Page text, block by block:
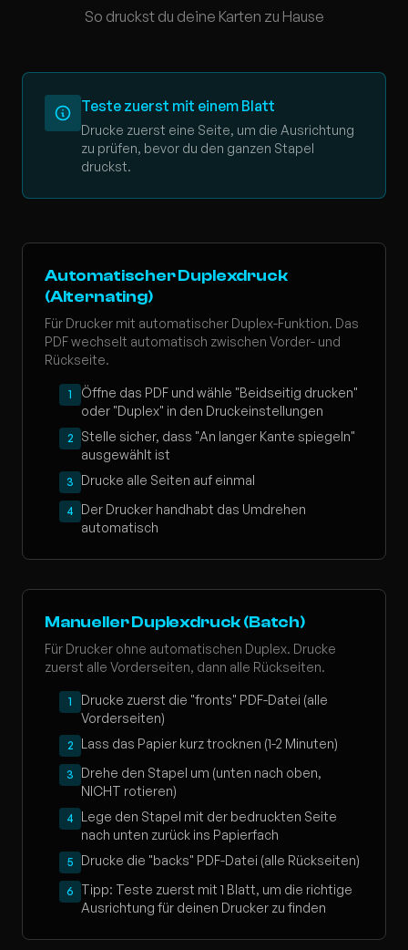
So druckst du deine Karten zu Hause
Teste zuerst mit einem Blatt
Drucke zuerst eine Seite, um die Ausrichtung
zu prüfen, bevor du den ganzen Stapel
druckst.
Automatischer Duplexdruck
(Alternating)
Für Drucker mit automatischer Duplex-Funktion. Das
PDF wechselt automatisch zwischen Vorder- und
Rückseite.
1
Öffne das PDF und wähle "Beidseitig drucken"
oder "Duplex" in den Druckeinstellungen
2
Stelle sicher, dass "An langer Kante spiegeln"
ausgewählt ist
3 Drucke alle Seiten auf einmal
4
Der Drucker handhabt das Umdrehen
automatisch
Manueller Duplexdruck (Batch)
Für Drucker ohne automatischen Duplex. Drucke
zuerst alle Vorderseiten, dann alle Rückseiten.
1
Drucke zuerst die "fronts" PDF-Datei (alle
Vorderseiten)
2 Lass das Papier kurz trocknen (1-2 Minuten)
3
Drehe den Stapel um (unten nach oben,
NICHT rotieren)
4
Lege den Stapel mit der bedruckten Seite
nach unten zurück ins Papierfach
5 Drucke die "backs" PDF-Datei (alle Rückseiten)
6
Tipp: Teste zuerst mit 1 Blatt, um die richtige
Ausrichtung für deinen Drucker zu finden